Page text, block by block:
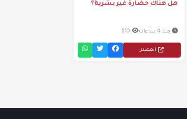
هل هناك حضارة غير بشرية؟
منذ 4 ساعات 610
المصدر